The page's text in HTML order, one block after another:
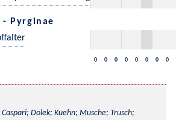
Pyrginae
0 0 0 0 0 0 0 0
Dolek; Kuehn; Musche; Trusch;